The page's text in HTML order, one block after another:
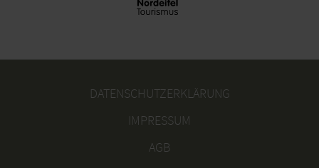
DATENSCHUTZERKLÄRUNG
IMPRESSUM
AGB